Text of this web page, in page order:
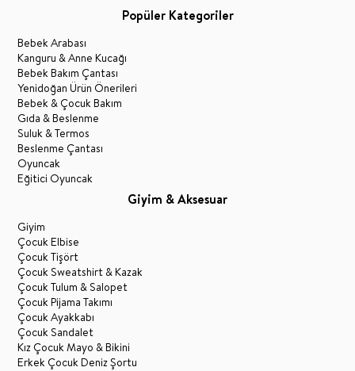
Popüler Kategoriler
Bebek Arabası
Kanguru & Anne Kucağı
Bebek Bakım Çantası
Yenidoğan Ürün Önerileri
Bebek & Çocuk Bakım
Gıda & Beslenme
Suluk & Termos
Beslenme Çantası
Oyuncak
Eğitici Oyuncak
Giyim & Aksesuar
Giyim
Çocuk Elbise
Çocuk Tişört
Çocuk Sweatshirt & Kazak
Çocuk Tulum & Salopet
Çocuk Pijama Takımı
Çocuk Ayakkabı
Çocuk Sandalet
Kız Çocuk Mayo & Bikini
Erkek Çocuk Deniz Şortu